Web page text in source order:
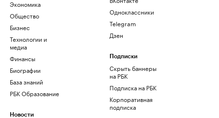
Экономика
Общество
Бизнес
Технологии и
медиа
Финансы
Биографии
База знаний
РБК Образование
Новости
Одноклассники
Telegram
Дзен
Подписки
Скрыть баннеры
на РБК
Подписка на РБК
Корпоративная
подписка